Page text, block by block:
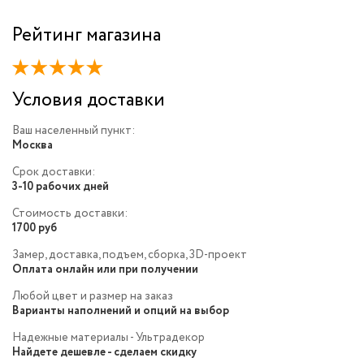
Рейтинг магазина
Условия доставки
Ваш населенный пункт:
Москва
Срок доставки:
3-10 рабочих дней
Стоимость доставки:
1700 руб
Замер, доставка, подъем, сборка, 3D-проект
Оплата онлайн или при получении
Любой цвет и размер на заказ
Варианты наполнений и опций на выбор
Надежные материалы - Ультрадекор
Найдете дешевле - сделаем скидку